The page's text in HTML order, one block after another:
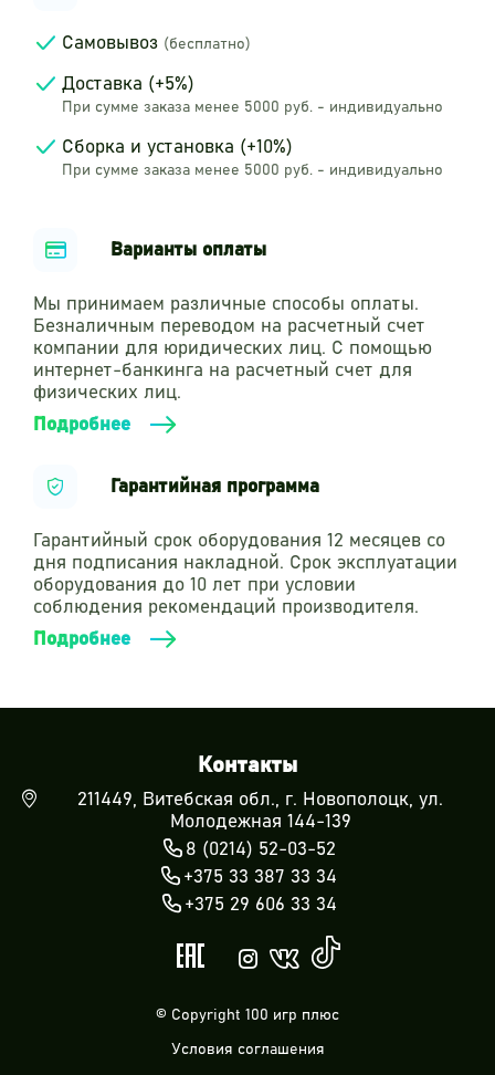
Самовывоз (бесплатно)
Доставка (+5%)
При сумме заказа менее 5000 руб. - индивидуально
Сборка и установка (+10%)
При сумме заказа менее 5000 руб. - индивидуально
Варианты оплаты
Мы принимаем различные способы оплаты.
Безналичным переводом на расчетный счет
компании для юридических лиц. С помощью
интернет-банкинга на расчетный счет для
физических лиц.
Подробнее
Гарантийная программа
Гарантийный срок оборудования 12 месяцев со
дня подписания накладной. Срок эксплуатации
оборудования до 10 лет при условии
соблюдения рекомендаций производителя.
Подробнее
Контакты
211449, Витебская обл., г. Новополоцк, ул.
Молодежная 144-139
8 (0214) 52-03-52
+375 33 387 33 34
+375 29 606 33 34
© Copyright 100 игр плюс
Условия соглашения